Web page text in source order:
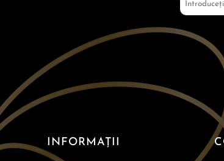
INFORMAȚII